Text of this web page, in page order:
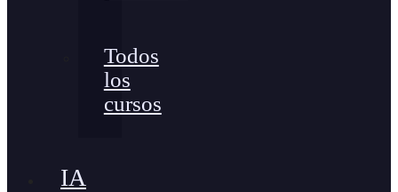
Todos
los
cursos
IA